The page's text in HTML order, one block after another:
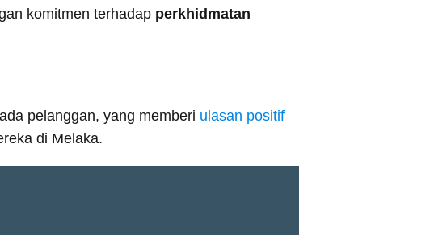
komitmen terhadap perkhidmatan
pelanggan, yang memberi ulasan positif
di Melaka.